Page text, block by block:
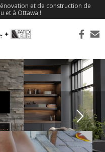
et de construction de
et à Ottawa !